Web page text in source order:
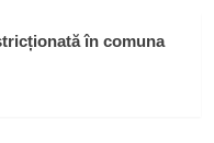
în comuna